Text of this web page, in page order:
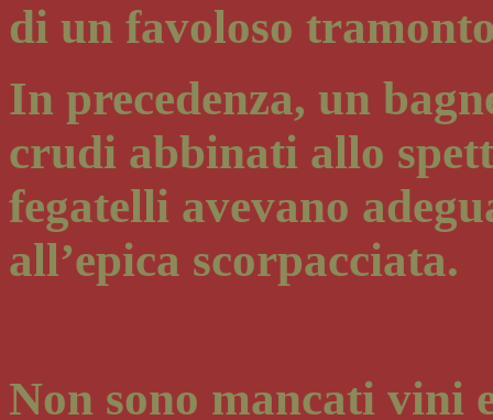
di un favoloso
In precedenza, un
crudi abbinati allo
fegatelli avevano
all’epica scorpacciata.
Non sono mancati vini